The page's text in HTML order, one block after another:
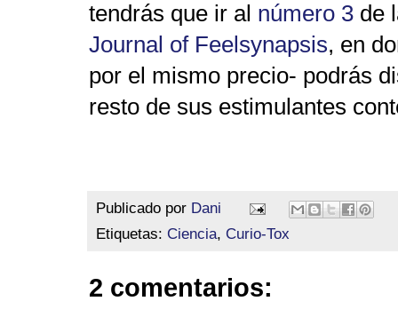
tendrás que ir al número 3 de
Journal of Feelsynapsis, en
por el mismo precio- podrás
resto de sus estimulantes
Publicado por Dani
Etiquetas: Ciencia, Curio-Tox
2 comentarios: